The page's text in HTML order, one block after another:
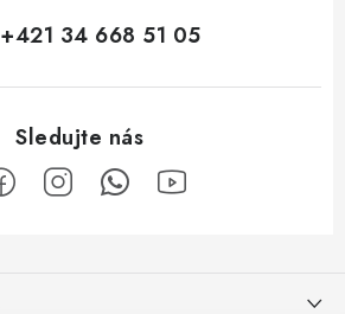
+421 34 668 51 05